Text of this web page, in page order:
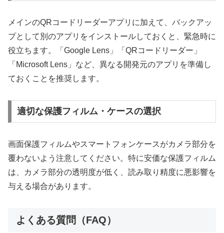
メインのQRコードリーダーアプリに加えて、バックアッ
プとして別のアプリをインストールしておくと、緊急時に
役立ちます。「Google Lens」「QRコードリーダー」
「Microsoft Lens」など、異なる開発元のアプリを準備し
ておくことを推奨します。
適切な保護フィルム・ケースの選択
画面保護フィルムやスマートフォンケースがカメラ部分を
覆わないよう注意してください。特に安価な保護フィルム
は、カメラ部分の透明度が低く、読み取り精度に悪影響を
与える場合があります。
よくある質問（FAQ）